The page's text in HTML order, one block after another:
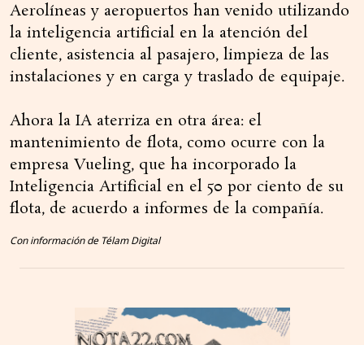
Aerolíneas y aeropuertos han venido utilizando
la inteligencia artificial en la atención del
cliente, asistencia al pasajero, limpieza de las
instalaciones y en carga y traslado de equipaje.
Ahora la IA aterriza en otra área: el
mantenimiento de flota, como ocurre con la
empresa Vueling, que ha incorporado la
Inteligencia Artificial en el 50 por ciento de su
flota, de acuerdo a informes de la compañía.
Con información de Télam Digital